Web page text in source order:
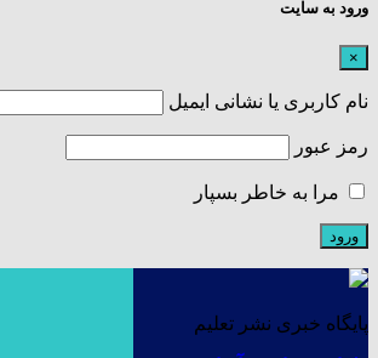
ورود به سایت
×
نام کاربری یا نشانی ایمیل
رمز عبور
مرا به خاطر بسپار
پایگاه خبری نشر تعلیم